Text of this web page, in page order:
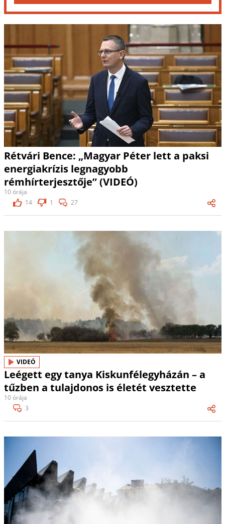
Rétvári Bence: „Magyar Péter lett a paksi
energiakrízis legnagyobb
rémhírterjesztője” (VIDEÓ)
10 órája
14
1 27
VIDEÓ
Leégett egy tanya Kiskunfélegyházán – a
tűzben a tulajdonos is életét vesztette
10 órája
3